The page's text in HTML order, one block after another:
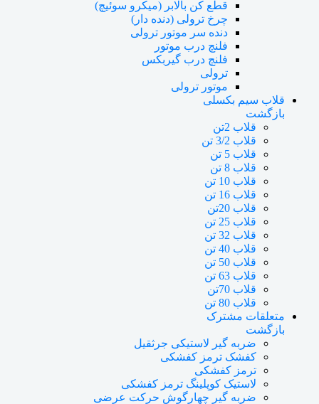
قطع کن بالابر (میکرو سوئیچ)
چرخ ترولی (دنده دار)
دنده سر موتور ترولی
فلنچ درب موتور
فلنچ درب گیربکس
ترولی
موتور ترولی
قلاب سیم بکسلی
بازگشت
قلاب 2تن
قلاب 3/2 تن
قلاب 5 تن
قلاب 8 تن
قلاب 10 تن
قلاب 16 تن
قلاب 20تن
قلاب 25 تن
قلاب 32 تن
قلاب 40 تن
قلاب 50 تن
قلاب 63 تن
قلاب 70تن
قلاب 80 تن
متعلقات مشترک
بازگشت
ضربه گیر لاستیکی جرثقیل
کفشک ترمز کفشکی
ترمز کفشکی
لاستیک کوپلینگ ترمز کفشکی
ضربه گیر چهارگوش حرکت عرضی